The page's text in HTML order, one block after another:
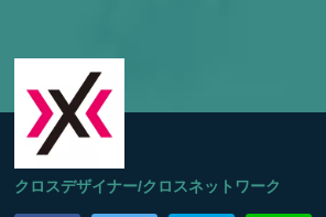
クロスデザイナー/クロスネットワーク